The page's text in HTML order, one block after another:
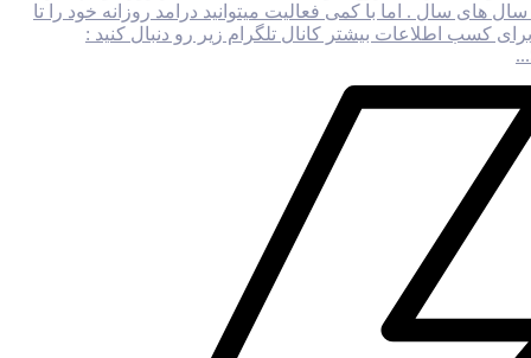
های سال . اما با کمی فعالیت میتوانید درامد روزانه خود را تا
کسب اطلاعات بیشتر کانال تلگرام زیر رو دنبال کنید :